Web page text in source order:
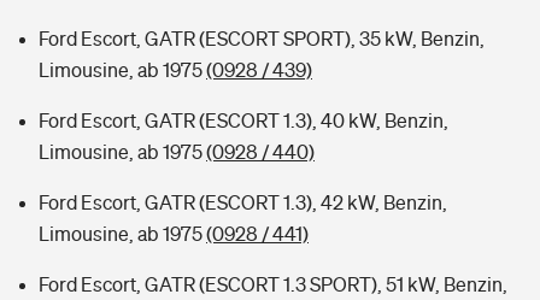
Ford Escort, GATR (ESCORT SPORT), 35 kW, Benzin,
Limousine, ab 1975(0928 / 439)
Ford Escort, GATR (ESCORT 1.3), 40 kW, Benzin,
Limousine, ab 1975(0928 / 440)
Ford Escort, GATR (ESCORT 1.3), 42 kW, Benzin,
Limousine, ab 1975(0928 / 441)
Ford Escort, GATR (ESCORT 1.3 SPORT), 51 kW, Benzin,